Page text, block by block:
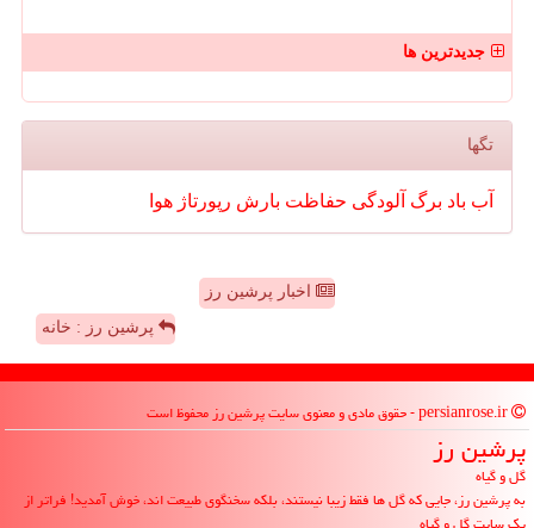
جدیدترین ها
تگها
آب باد برگ آلودگی حفاظت بارش رپورتاژ هوا
اخبار پرشین رز
پرشین رز : خانه
پرشین رز
گل و گیاه
به پرشین رز، جایی که گل ها فقط زیبا نیستند، بلکه سخنگوی طبیعت اند، خوش آمدید! فراتر از